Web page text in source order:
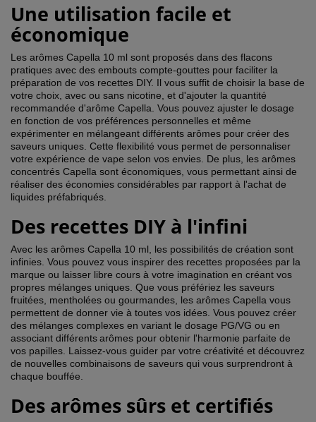
Une utilisation facile et
économique
Les arômes Capella 10 ml sont proposés dans des flacons
pratiques avec des embouts compte-gouttes pour faciliter la
préparation de vos recettes DIY. Il vous suffit de choisir la base de
votre choix, avec ou sans nicotine, et d'ajouter la quantité
recommandée d'arôme Capella. Vous pouvez ajuster le dosage
en fonction de vos préférences personnelles et même
expérimenter en mélangeant différents arômes pour créer des
saveurs uniques. Cette flexibilité vous permet de personnaliser
votre expérience de vape selon vos envies. De plus, les arômes
concentrés Capella sont économiques, vous permettant ainsi de
réaliser des économies considérables par rapport à l'achat de
liquides préfabriqués.
Des recettes DIY à l'infini
Avec les arômes Capella 10 ml, les possibilités de création sont
infinies. Vous pouvez vous inspirer des recettes proposées par la
marque ou laisser libre cours à votre imagination en créant vos
propres mélanges uniques. Que vous préfériez les saveurs
fruitées, mentholées ou gourmandes, les arômes Capella vous
permettent de donner vie à toutes vos idées. Vous pouvez créer
des mélanges complexes en variant le dosage PG/VG ou en
associant différentsarômes pour obtenir l'harmonie parfaite de
vos papilles. Laissez-vous guider par votre créativité et découvrez
de nouvelles combinaisons de saveurs qui vous surprendront à
chaque bouffée.
Des arômes sûrs et certifiés